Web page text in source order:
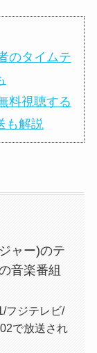
のタイムテ
料視聴する
も解説
ャー)のテ
音楽番組
フジテレビ/
で放送され